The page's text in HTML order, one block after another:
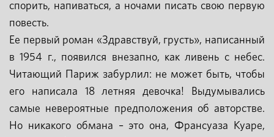
спорить, напиваться, а ночами писать свою первую
повесть.
Ее первый роман «Здравствуй, грусть», написанный
в 1954 г., появился внезапно, как ливень с небес.
Читающий Париж забурлил: не может быть, чтобы
его написала 18 летняя девочка! Выдумывались
самые невероятные предположения об авторстве.
Но никакого обмана – это она, Франсуаза Куаре,